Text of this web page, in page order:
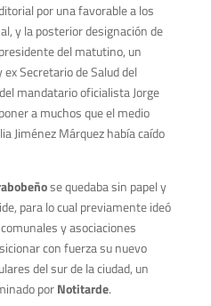
por una favorable a los
y la posterior designación de
del matutino, un
Secretario de Salud del
mandatario oficialista Jorge
a muchos que el medio
Jiménez Márquez había caído
se quedaba sin papel y
para lo cual previamente ideó
y asociaciones
con fuerza su nuevo
del sur de la ciudad, un
porNotitarde.